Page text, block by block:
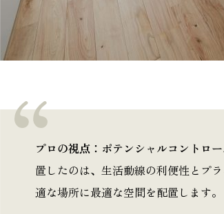
プロの視点：ポテンシャルコントロ
置したのは、生活動線の利便性とプ
適な場所に最適な空間を配置します。